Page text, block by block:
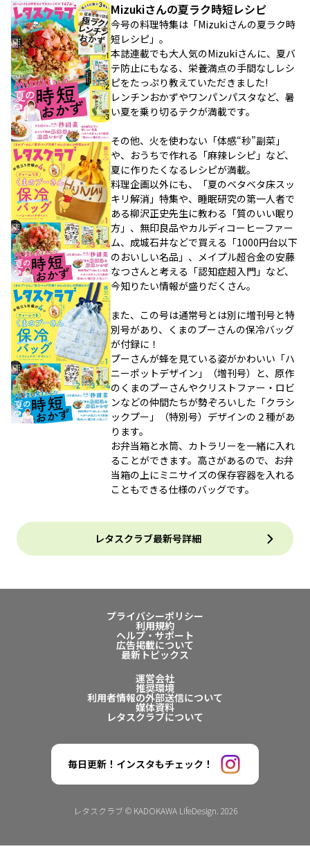
Mizukiさんの夏ラク時短レシピ
今号の料理特集は「Mizukiさんの夏ラク時
短レシピ」。
本誌連載でも大人気のMizukiさんに、夏バ
テ防止にもなる、栄養満点の手間なしレシ
ピをたっぷり教えていただきました!
レンチンおかずやワンパンパスタなど、暑
い夏を乗り切るテクが満載です。
その他、火を使わない「体感“秒”副菜」
や、おうちで作れる「麻辣レシピ」など、
夏に作りたくなるレシピが満載。
料理企画以外にも、「夏のベタベタ床スッ
キリ解消」特集や、睡眠研究の第一人者で
ある柳沢正史先生に教わる「質のいい眠り
方」、無印良品やカルディコーヒーファー
ム、成城石井などで買える「1000円台以下
のおいしい名品」、メイプル超合金の安藤
なつさんと考える「認知症超入門」など、
今知りたい情報が盛りだくさん。
また、この号は通常号とは別に増刊号と特
別号があり、くまのプーさんの保冷バッグ
が付録に！
プーさんが蜂を見ている姿がかわいい「ハ
ニーポットデザイン」（増刊号）と、原作
のくまのプーさんやクリストファー・ロビ
ンなどの仲間たちが勢ぞろいした「クラシ
ックプー」（特別号）デザインの２種があ
ります。
お弁当箱と水筒、カトラリーを一緒に入れ
ることができます。高さがあるので、お弁
当箱の上にミニサイズの保存容器を入れる
こともできる仕様のバッグです。
レタスクラブ最新号詳細
プライバシーポリシー
利用規約
ヘルプ・サポート
広告掲載について
最新トピックス
運営会社
推奨環境
利用者情報の外部送信について
媒体資料
レタスクラブについて
毎日更新！インスタもチェック！
レタスクラブ © KADOKAWA LifeDesign. 2026